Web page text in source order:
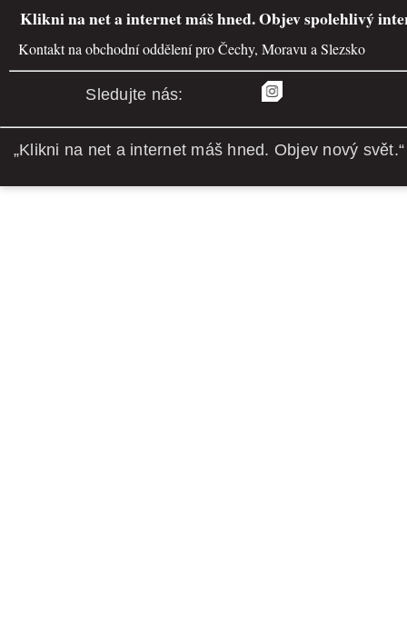
Klikni na net a internet máš hned. Objev spolehlivý
Kontakt na obchodní oddělení pro Čechy, Moravu a Slezsko
Sledujte nás:
„Klikni na net a internet máš hned. Objev nový svět.“